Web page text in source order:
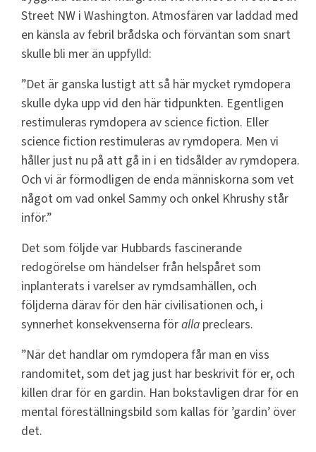
Street NW i Washington. Atmosfären var laddad med
en känsla av febril brådska och förväntan som snart
skulle bli mer än uppfylld:
”Det är ganska lustigt att så här mycket rymdopera
skulle dyka upp vid den här tidpunkten. Egentligen
restimuleras rymdopera av science fiction. Eller
science fiction restimuleras av rymdopera. Men vi
håller just nu på att gå in i en tidsålder av rymdopera.
Och vi är förmodligen de enda människorna som vet
något om vad onkel Sammy och onkel Khrushy står
inför.”
Det som följde var Hubbards fascinerande
redogörelse om händelser från helspåret som
inplanterats i varelser av rymdsamhällen, och
följderna därav för den här civilisationen och, i
synnerhet konsekvenserna föralla preclears.
”När det handlar om rymdopera får man en viss
randomitet, som det jag just har beskrivit för er, och
killen drar för en gardin. Han bokstavligen drar för en
mental föreställningsbild som kallas för ’gardin’ över
det.